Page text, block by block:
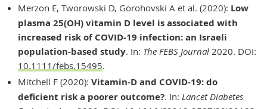
Merzon E, Tworowski D, Gorohovski A et al. (2020): Low
plasma 25(OH) vitamin D level is associated with
increased risk of COVID-19 infection: an Israeli
population-based study. In: The FEBS Journal 2020. DOI:
10.1111/febs.15495.
Mitchell F (2020): Vitamin-D and COVID-19: do
deficient risk a poorer outcome?. In: Lancet Diabetes